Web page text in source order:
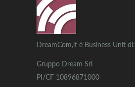
DreamCom,it è Business Unit di:
Gruppo Dream Srl
PI/CF 10896871000